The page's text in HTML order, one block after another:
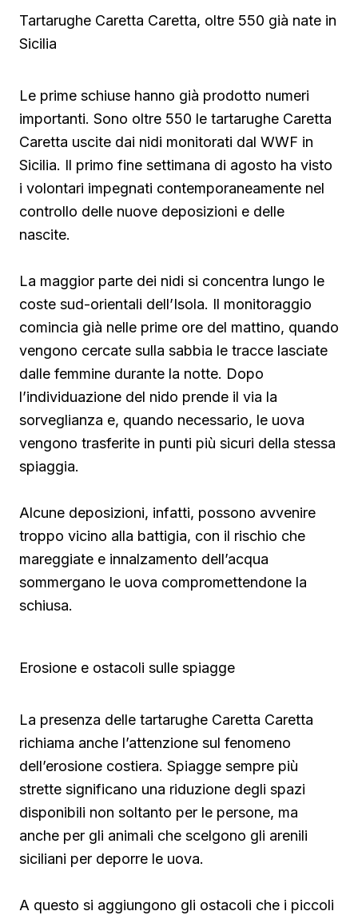
Tartarughe Caretta Caretta, oltre 550 già nate in
Sicilia
Le prime schiuse hanno già prodotto numeri
importanti. Sono oltre 550 le tartarughe Caretta
Caretta uscite dai nidi monitorati dal WWF in
Sicilia. Il primo fine settimana di agosto ha visto
i volontari impegnati contemporaneamente nel
controllo delle nuove deposizioni e delle
nascite.
La maggior parte dei nidi si concentra lungo le
coste sud-orientali dell’Isola. Il monitoraggio
comincia già nelle prime ore del mattino, quando
vengono cercate sulla sabbia le tracce lasciate
dalle femmine durante la notte. Dopo
l’individuazione del nido prende il via la
sorveglianza e, quando necessario, le uova
vengono trasferite in punti più sicuri della stessa
spiaggia.
Alcune deposizioni, infatti, possono avvenire
troppo vicino alla battigia, con il rischio che
mareggiate e innalzamento dell’acqua
sommergano le uova compromettendone la
schiusa.
Erosione e ostacoli sulle spiagge
La presenza delle tartarughe Caretta Caretta
richiama anche l’attenzione sul fenomeno
dell’erosione costiera. Spiagge sempre più
strette significano una riduzione degli spazi
disponibili non soltanto per le persone, ma
anche per gli animali che scelgono gli arenili
siciliani per deporre le uova.
A questo si aggiungono gli ostacoli che i piccoli